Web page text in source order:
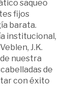
saqueo
fijos
barata.
institucional,
J.K.
nuestra
de
con éxito